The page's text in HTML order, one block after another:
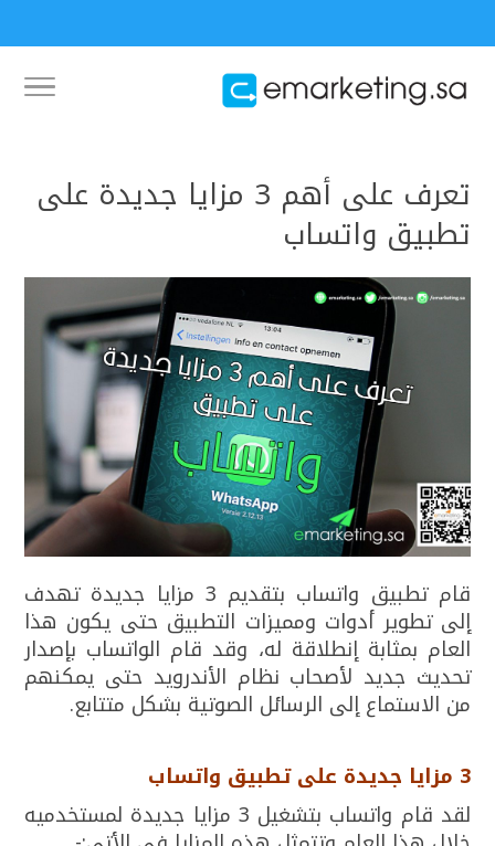
تعرف على أهم 3 مزايا جديدة على
تطبيق واتساب
قام تطبيق واتساب بتقديم 3 مزايا جديدة تهدف
إلى تطوير أدوات ومميزات التطبيق حتى يكون هذا
العام بمثابة إنطلاقة له، وقد قام الواتساب بإصدار
تحديث جديد لأصحاب نظام الأندرويد حتى يمكنهم
من الاستماع إلى الرسائل الصوتية بشكل متتابع.
3 مزايا جديدة على تطبيق واتساب
لقد قام واتساب بتشغيل 3 مزايا جديدة لمستخدميه